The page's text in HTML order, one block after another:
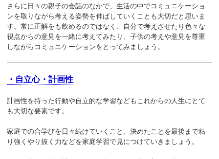
さらに日々の親子の会話のなかで、生活の中でコミュニケーショ
ンを取りながら考える姿勢を伸ばしていくことも大切だと思いま
す。常に正解をも飲めるのではなく、自分で考えさせたり色々な
視点からの意見を一緒に考えてみたり、子供の考えや意見を尊重
しながらコミュニケーションをとってみましょう。
・自立心・計画性
計画性を持った行動や自立的な学習などもこれからの人生にとて
も大切な要素です。
家庭での合学びを日々続けていくこと、決めたことを最後まで粘
り強くやり抜く力などを家庭学習で見につけていきましょう。